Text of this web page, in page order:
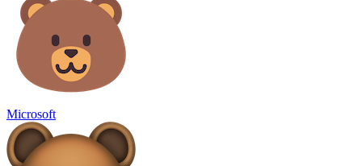
Microsoft